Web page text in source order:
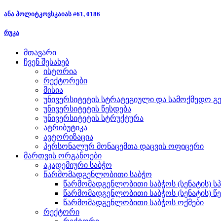
ანა პოლიტკოვსკაიას #61, 0186
რუკა
მთავარი
ჩვენ შესახებ
ისტორია
რექტორები
მისია
უნივერსიტეტის სტრატეგიული და სამოქმედო
უნივერსიტეტის წესდება
უნივერსიტეტის სტრუქტურა
ატრიბუტიკა
ავტორიზაცია
პერსონალურ მონაცემთა დაცვის ოფიცერი
მართვის ორგანოები
აკადემიური საბჭო
წარმომადგენლობითი საბჭო
წარმომადგენლობითი საბჭოს (სენატის)
წარმომადგენლობითი საბჭოს (სენატის)
წარმომადგენლობითი საბჭოს ოქმები
რექტორი